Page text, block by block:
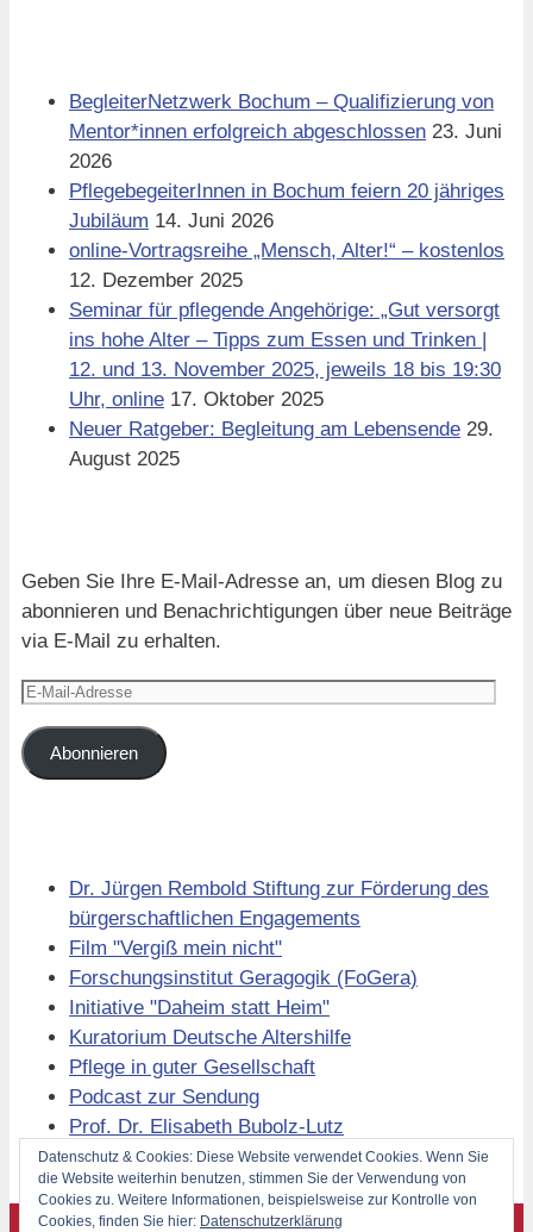
BegleiterNetzwerk Bochum – Qualifizierung von
Mentor*innen erfolgreich abgeschlossen 23. Juni
2026
PflegebegeiterInnen in Bochum feiern 20 jähriges
Jubiläum 14. Juni 2026
online-Vortragsreihe „Mensch, Alter!“ – kostenlos
12. Dezember 2025
Seminar für pflegende Angehörige: „Gut versorgt
ins hohe Alter – Tipps zum Essen und Trinken |
12. und 13. November 2025, jeweils 18 bis 19:30
Uhr, online 17. Oktober 2025
Neuer Ratgeber: Begleitung am Lebensende 29.
August 2025
Geben Sie Ihre E-Mail-Adresse an, um diesen Blog zu
abonnieren und Benachrichtigungen über neue Beiträge
via E-Mail zu erhalten.
E-
Adresse
Abonnieren
Dr. Jürgen Rembold Stiftung zur Förderung des
bürgerschaftlichen Engagements
Film "Vergiß mein nicht"
Forschungsinstitut Geragogik (FoGera)
Initiative "Daheim statt Heim"
Kuratorium Deutsche Altershilfe
Pflege in guter Gesellschaft
Podcast zur Sendung
Prof. Dr. Elisabeth Bubolz-Lutz
Volkssolidarität Berlin
Datenschutz & Cookies: Diese Website verwendet Cookies. Wenn Sie
die Website weiterhin benutzen, stimmen Sie der Verwendung von
Cookies zu. Weitere Informationen, beispielsweise zur Kontrolle von
Cookies, finden Sie hier: Datenschutzerklärung